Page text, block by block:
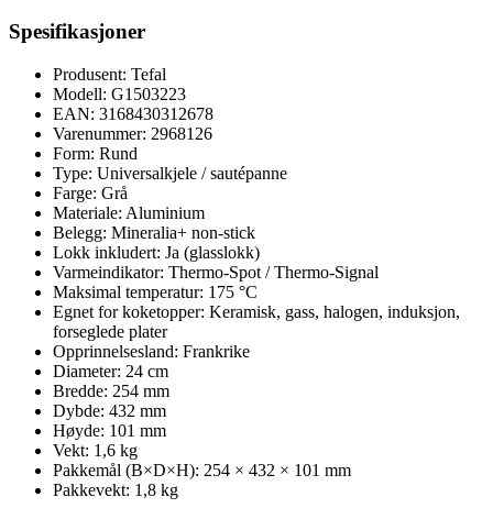
Spesifikasjoner
Produsent: Tefal
Modell: G1503223
EAN: 3168430312678
Varenummer: 2968126
Form: Rund
Type: Universalkjele / sautépanne
Farge: Grå
Materiale: Aluminium
Belegg: Mineralia+ non-stick
Lokk inkludert: Ja (glasslokk)
Varmeindikator: Thermo-Spot / Thermo-Signal
Maksimal temperatur: 175 °C
Egnet for koketopper: Keramisk, gass, halogen, induksjon,
forseglede plater
Opprinnelsesland: Frankrike
Diameter: 24 cm
Bredde: 254 mm
Dybde: 432 mm
Høyde: 101 mm
Vekt: 1,6 kg
Pakkemål (B×D×H): 254 × 432 × 101 mm
Pakkevekt: 1,8 kg